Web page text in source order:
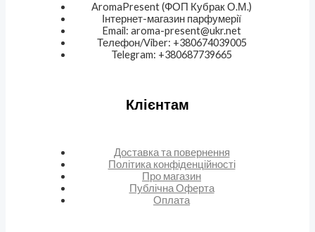
AromaPresent (ФОП Кубрак О.М.)
Інтернет-магазин парфумерії
Email: aroma-present@ukr.net
Телефон/Viber: +380674039005
Telegram: +380687739665
Клієнтам
Доставка та повернення
Політика конфіденційності
Про магазин
Публічна Оферта
Оплата